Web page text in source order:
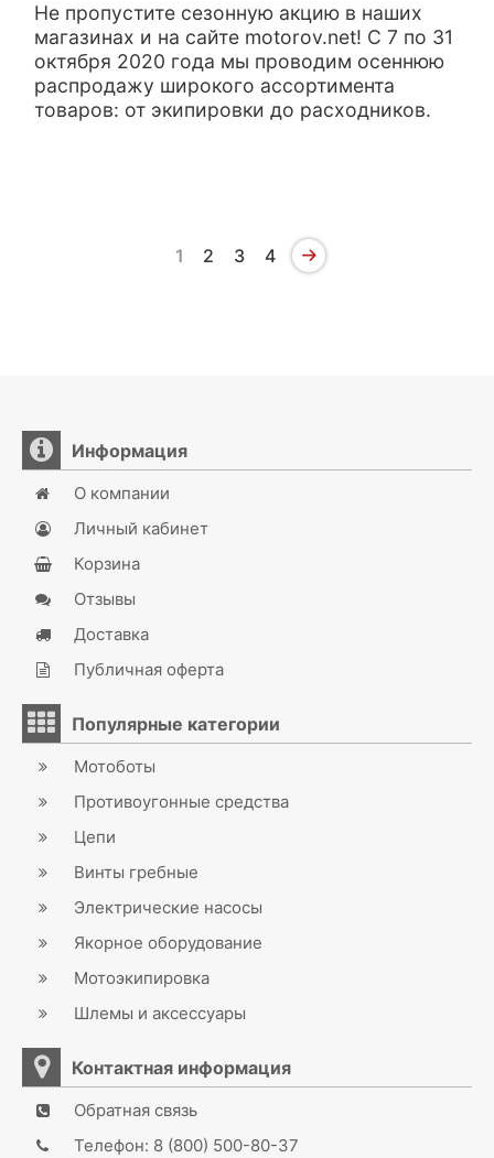
Не пропустите сезонную акцию в наших
магазинах и на сайте motorov.net! С 7 по 31
октября 2020 года мы проводим осеннюю
распродажу широкого ассортимента
товаров: от экипировки до расходников.
1 2 3 4
Информация
О компании
Личный кабинет
Корзина
Отзывы
Доставка
Публичная оферта
Популярные категории
Мотоботы
Противоугонные средства
Цепи
Винты гребные
Электрические насосы
Якорное оборудование
Мотоэкипировка
Шлемы и аксессуары
Контактная информация
Обратная связь
Телефон: 8 (800) 500-80-37